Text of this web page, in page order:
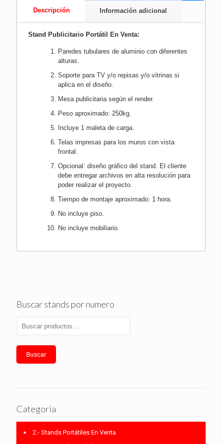
Descripción Información adicional
Stand Publicitario Portátil En Venta:
Paredes tubulares de aluminio con diferentes
alturas.
Soporte para TV y/o repisas y/o vitrinas si
aplica en el diseño.
Mesa publicitaria según el render.
Peso aproximado: 250kg.
Incluye 1 maleta de carga.
Telas impresas para los muros con vista
frontal.
Opcional: diseño gráfico del stand. El cliente
debe entregar archivos en alta resolución para
poder realizar el proyecto.
Tiempo de montaje aproximado: 1 hora.
No incluye piso.
No incluye mobiliario.
Buscar stands por numero
Buscar
Categoría
2.- Stands Portátiles En Venta